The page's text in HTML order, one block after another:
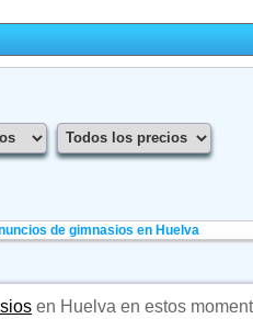
de gimnasios en Huelva
en Huelva en estos